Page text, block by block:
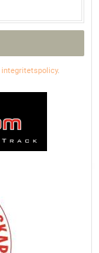
integritetspolicy.